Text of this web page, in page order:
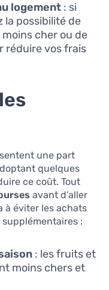
logement : si
la possibilité de
cher ou de
réduire vos frais
une part
quelques
ce coût. Tout
avant d’aller
à éviter les achats
:
: les fruits et
moins chers et